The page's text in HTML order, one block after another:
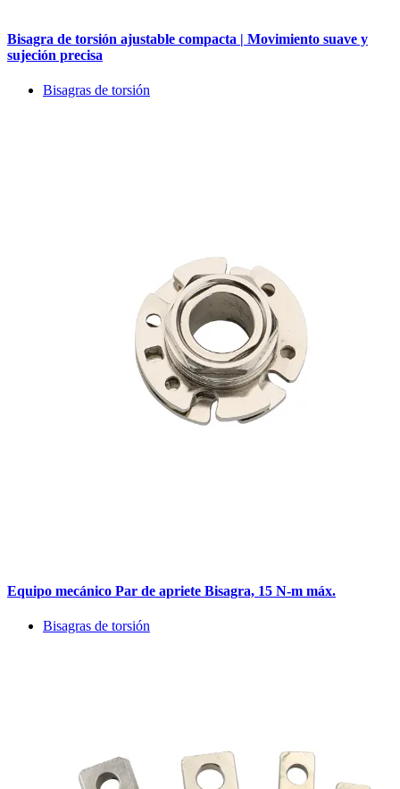
Bisagra de torsión ajustable compacta | Movimiento suave y
sujeción precisa
Bisagras de torsión
Equipo mecánico Par de apriete Bisagra, 15 N-m máx.
Bisagras de torsión